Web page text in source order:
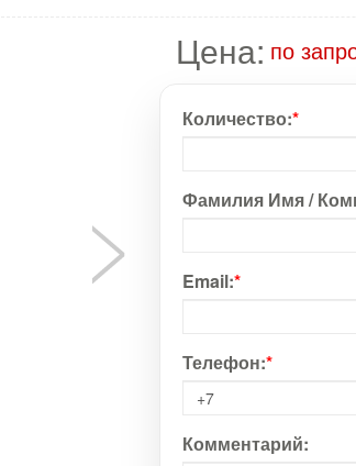
Цена: по
Количество:*
Фамилия Имя /
Email:*
Телефон:*
Комментарий: